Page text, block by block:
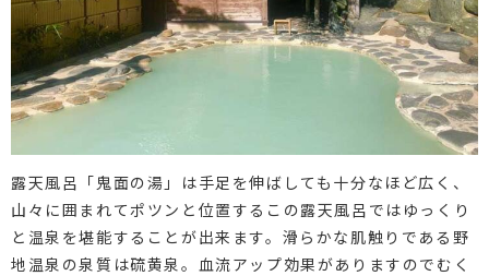
露天風呂「鬼面の湯」は手足を伸ばしても十分なほど広く、
山々に囲まれてポツンと位置するこの露天風呂ではゆっくり
と温泉を堪能することが出来ます。滑らかな肌触りである野
地温泉の泉質は硫黄泉。血流アップ効果がありますのでむく